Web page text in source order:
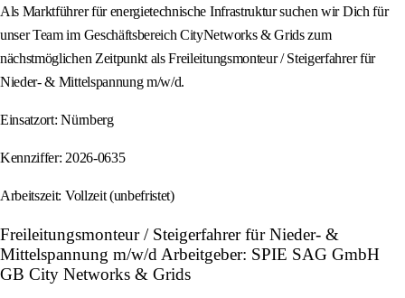
Als Marktführer für energietechnische Infrastruktur suchen wir Dich für
unser Team im Geschäftsbereich CityNetworks & Grids zum
nächstmöglichen Zeitpunkt als Freileitungsmonteur / Steigerfahrer für
Nieder- & Mittelspannung m/w/d.
Einsatzort: Nürnberg
Kennziffer: 2026-0635
Arbeitszeit: Vollzeit (unbefristet)
Freileitungsmonteur / Steigerfahrer für Nieder- &
Mittelspannung m/w/d Arbeitgeber: SPIE SAG GmbH
GB City Networks & Grids